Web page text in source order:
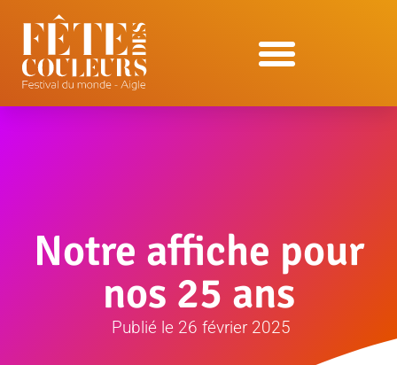
Notre affiche pour
nos 25 ans
Publié le 26 février 2025